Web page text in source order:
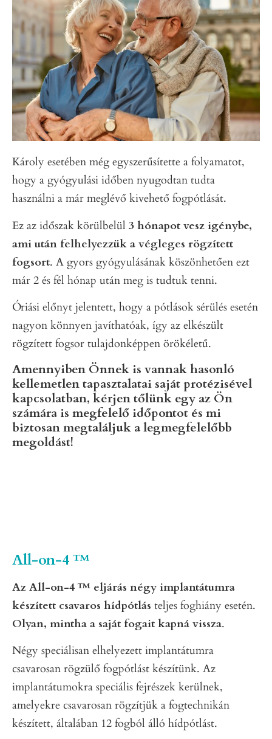
Károly esetében még egyszerűsítette a folyamatot,
hogy a gyógyulási időben nyugodtan tudta
használni a már meglévő kivehető fogpótlását.
Ez az időszak körülbelül 3 hónapot vesz igénybe,
ami után felhelyezzük a végleges rögzített
fogsort. A gyors gyógyulásának köszönhetően ezt
már 2 és fél hónap után meg is tudtuk tenni.
Óriási előnyt jelentett, hogy a pótlások sérülés esetén
nagyon könnyen javíthatóak, így az elkészült
rögzített fogsor tulajdonképpen örökéletű.
Amennyiben Önnek is vannak hasonló
kellemetlen tapasztalatai saját protézisével
kapcsolatban, kérjen tőlünk egy az Ön
számára is megfelelő időpontot és mi
biztosan megtaláljuk a legmegfelelőbb
megoldást!
All-on-4 ™
Az All-on-4 ™ eljárás négy implantátumra
készített csavaros hídpótlás teljes foghiány esetén.
Olyan, mintha a saját fogait kapná vissza.
Négy speciálisan elhelyezett implantátumra
csavarosan rögzülő fogpótlást készítünk. Az
implantátumokra speciális fejrészek kerülnek,
amelyekre csavarosan rögzítjük a fogtechnikán
készített, általában 12 fogból álló hídpótlást.